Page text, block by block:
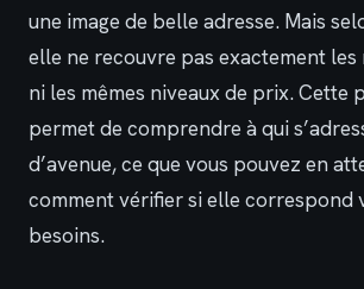
une image de belle adresse. Mais
elle ne recouvre pas exactement les
ni les mêmes niveaux de prix. Cette
permet de comprendre à qui
d’avenue, ce que vous pouvez en
comment vérifier si elle correspond
besoins.